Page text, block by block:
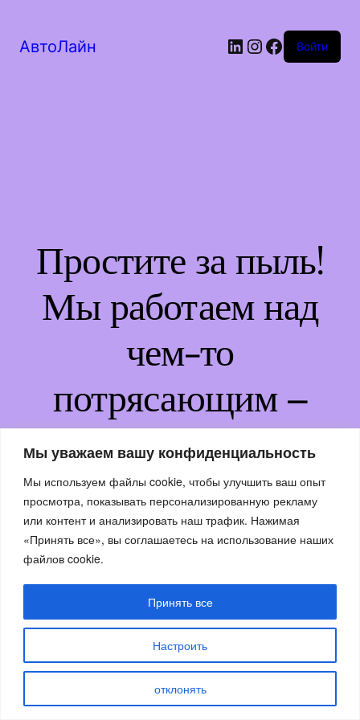
Мы уважаем вашу конфиденциальность
Мы используем файлы cookie, чтобы улучшить ваш опыт
просмотра, показывать персонализированную рекламу
или контент и анализировать наш трафик. Нажимая
«Принять все», вы соглашаетесь на использование наших
файлов cookie.
Настроить
отклонять
Принять все
АвтоЛайн LinkedIn
Instagram
Facebook
Войти
Простите за пыль!
Мы работаем над
чем-то
потрясающим –
возвращайтесь
немного позже!